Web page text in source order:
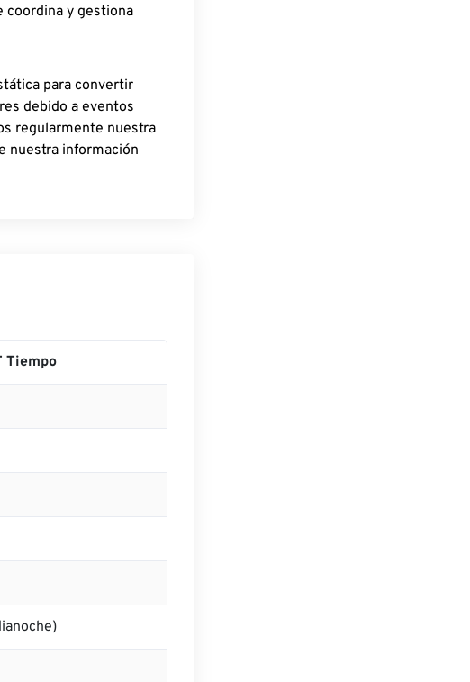
coordina y gestiona
para convertir
debido a eventos
regularmente nuestra
nuestra información
Tiempo